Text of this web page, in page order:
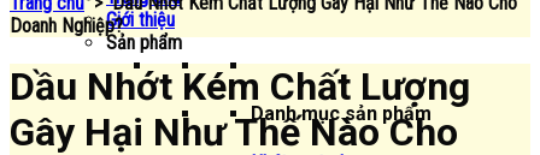
Giới thiệu
Sản phẩm
Danh mục sản phẩm
Doanh Nghiệp?
Dầu Nhớt Kém Chất Lượng
Gây Hại Như Thế Nào Cho